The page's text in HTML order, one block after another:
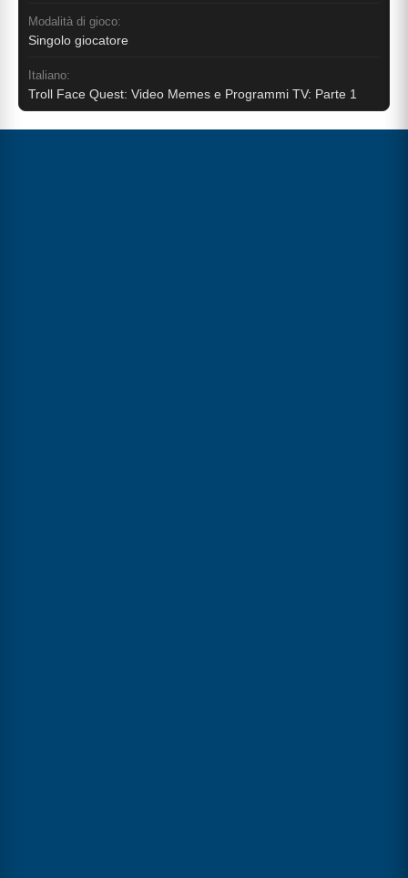
Modalità di gioco:
Singolo giocatore
Italiano:
Troll Face Quest: Video Memes e Programmi TV: Parte 1